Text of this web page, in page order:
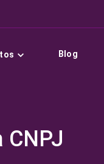
Blog
CNPJ